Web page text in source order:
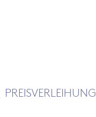
PREISVERLEIHUNG